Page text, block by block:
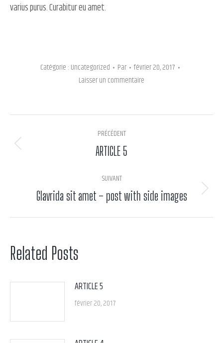
varius purus. Curabitur eu amet.
Catégorie : Uncategorized Par
février 20, 2017
Laisser un commentaire
article
PRÉCÉDENT
Article
:
ARTICLE 5
SUIVANT
Article
Glavrida sit amet – post with side images
Related Posts
ARTICLE 5
février 20, 2017